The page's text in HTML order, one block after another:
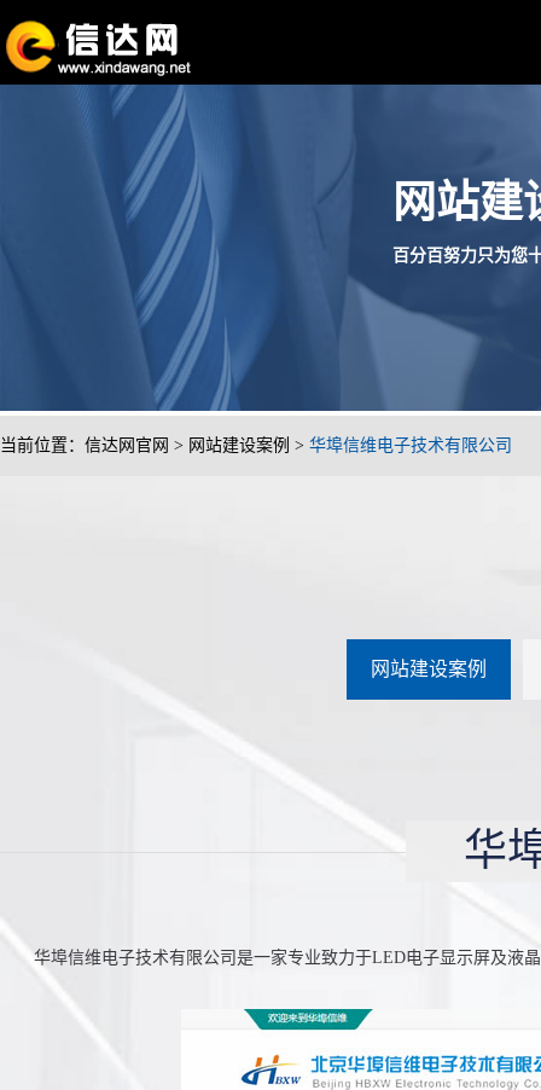
网站建
百分百努力只为您
当前位置： 信达网官网 > 网站建设案例 > 华埠信维电子技术有限公司
网站建设案例
华
华埠信维电子技术有限公司是一家专业致力于LED电子显示屏及液晶